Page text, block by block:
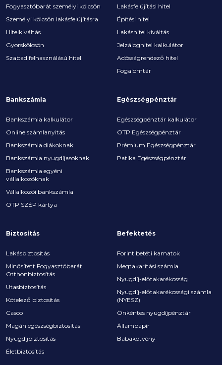
Fogyasztóbarát személyi kölcsön
Személyi kölcsön lakásfelújításra
Hitelkiváltás
Gyorskölcsön
Szabad felhasználású hitel
Lakásfelújítási hitel
Építési hitel
Lakáshitel kiváltás
Jelzáloghitel kalkulátor
Adósságrendező hitel
Fogalomtár
Bankszámla
Bankszámla kalkulátor
Online számlanyitás
Bankszámla diákoknak
Bankszámla nyugdíjasoknak
Bankszámla egyéni
vállalkozóknak
Vállalkozói bankszámla
OTP SZÉP kártya
Egészségpénztár
Egészségpénztár kalkulátor
OTP Egészségpénztár
Prémium Egészségpénztár
Patika Egészségpénztár
Biztosítás
Lakásbiztosítás
Minősített Fogyasztóbarát
Otthonbiztosítás
Utasbiztosítás
Kötelező biztosítás
Casco
Magán egészségbiztosítás
Nyugdíjbiztosítás
Életbiztosítás
Befektetés
Forint betéti kamatok
Megtakarítási számla
Nyugdíj-előtakarékosság
Nyugdíj-előtakarékossági számla
(NYESZ)
Önkéntes nyugdíjpénztár
Állampapír
Babakötvény